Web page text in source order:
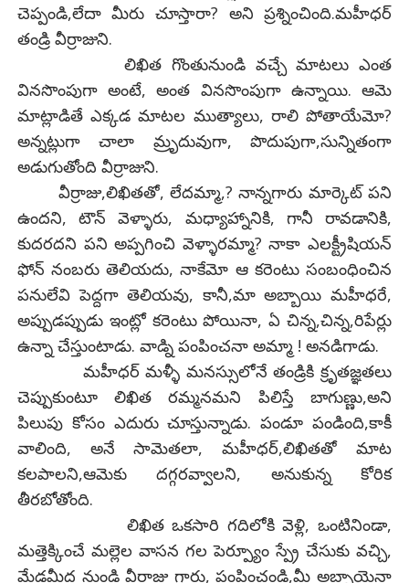
చెప్పండి,లేదా మీరు చూస్తారా? అని ప్రశ్నించింది.మహీధర్
తండ్రి వీర్రాజుని.
లిఖిత గొంతునుండి వచ్చే మాటలు ఎంత
వినసొంపుగా అంటే, అంత వినసొంపుగా ఉన్నాయి. ఆమె
మాట్లాడితే ఎక్కడ మాటల ముత్యాలు, రాలి పోతాయేమో?
అన్నట్లుగా చాలా మ్రృదువుగా, పొదుపుగా,సున్నితంగా
అడుగుతోంది వీర్రాజుని.
వీర్రాజు,లిఖితతో, లేదమ్మా,? నాన్నగారు మార్కెట్ పని
ఉందని, టౌన్ వెళ్ళారు, మధ్యాహ్నానికి, గానీ రావడానికి,
కుదరదని పని అప్పగించి వెళ్ళారమ్మా? నాకా ఎలక్ట్రీషియన్
ఫోన్ నంబరు తెలియదు, నాకేమో ఆ కరెంటు సంబంధించిన
పనులేవి పెద్దగా తెలియవు, కానీ,మా అబ్బాయి మహీధరే,
అప్పుడప్పుడు ఇంట్లో కరెంటు పోయినా, ఏ చిన్న,చిన్న,రిపేర్లు
ఉన్నా చేస్తుంటాడు. వాడ్ని పంపించనా అమ్మా ! అనడిగాడు.
మహీధర్ మళ్ళీ మనస్సులోనే తండ్రికి క్రృతజ్ఞతలు
చెప్పుకుంటూ లిఖిత రమ్మనమని పిలిస్తే బాగుణ్ణు,అని
పిలుపు కోసం ఎదురు చూస్తున్నాడు. పండూ పండింది,కాకీ
వాలింది, అనే సామెతలా, మహీధర్,లిఖితతో మాట
కలపాలని,ఆమెకు దగ్గరవ్వాలని, అనుకున్న కోరిక
తీరబోతోంది.
లిఖిత ఒకసారి గదిలోకి వెళ్లి, ఒంటినిండా,
మత్తెక్కించే మల్లెల వాసన గల పెర్ప్యూం స్ప్రే చేసుకు వచ్చి,
మేడమీద నుండి వీర్రాజు గారు, పంపించండి,మీ అబ్బాయైనా